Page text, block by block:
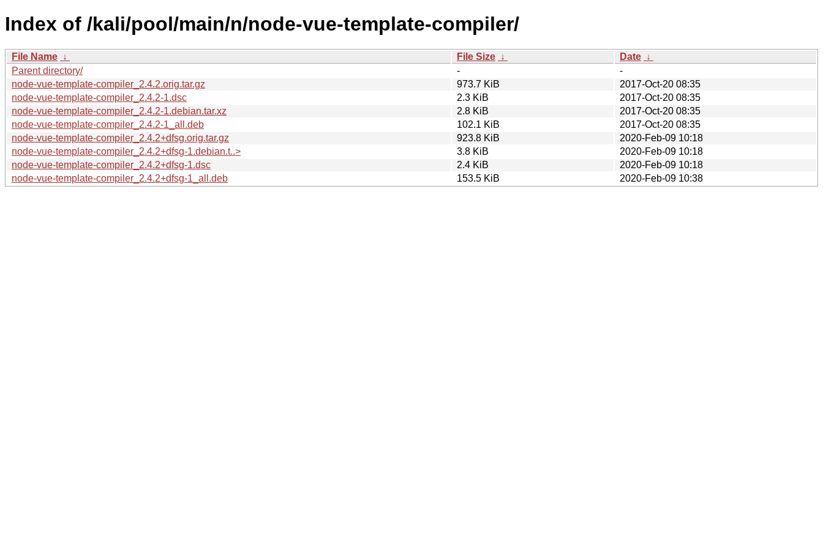
Index of /kali/pool/main/n/node-vue-template-compiler/
File Name ↓ File Size ↓ Date ↓
Parent directory/
-
-
node-vue-template-compiler_2.4.2.orig.tar.gz
973.7 KiB
2017-Oct-20 08:35
node-vue-template-compiler_2.4.2-1.dsc
2.3 KiB
2017-Oct-20 08:35
node-vue-template-compiler_2.4.2-1.debian.tar.xz
2.8 KiB
2017-Oct-20 08:35
node-vue-template-compiler_2.4.2-1_all.deb
102.1 KiB
2017-Oct-20 08:35
node-vue-template-compiler_2.4.2+dfsg.orig.tar.gz
923.8 KiB
2020-Feb-09 10:18
node-vue-template-compiler_2.4.2+dfsg-1.debian.t..>
3.8 KiB
2020-Feb-09 10:18
node-vue-template-compiler_2.4.2+dfsg-1.dsc
2.4 KiB
2020-Feb-09 10:18
node-vue-template-compiler_2.4.2+dfsg-1_all.deb
153.5 KiB 2020-Feb-09 10:38